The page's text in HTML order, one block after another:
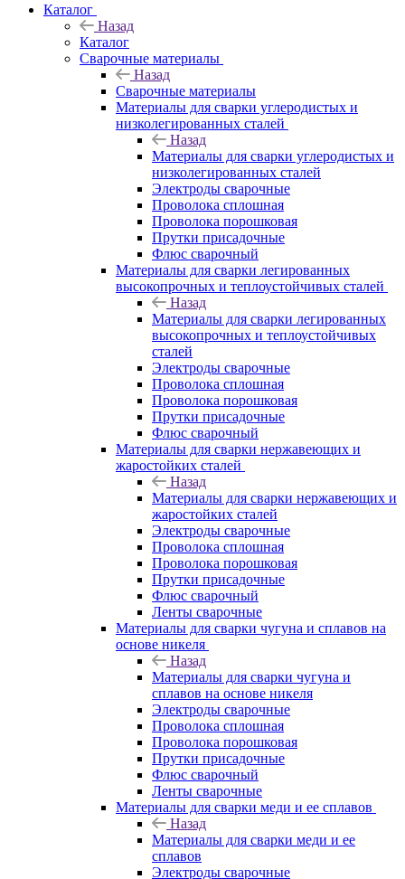
Каталог
Назад
Каталог
Сварочные материалы
Назад
Сварочные материалы
Материалы для сварки углеродистых и
низколегированных сталей
Назад
Материалы для сварки углеродистых и
низколегированных сталей
Электроды сварочные
Проволока сплошная
Проволока порошковая
Прутки присадочные
Флюс сварочный
Материалы для сварки легированных
высокопрочных и теплоустойчивых сталей
Назад
Материалы для сварки легированных
высокопрочных и теплоустойчивых
сталей
Электроды сварочные
Проволока сплошная
Проволока порошковая
Прутки присадочные
Флюс сварочный
Материалы для сварки нержавеющих и
жаростойких сталей
Назад
Материалы для сварки нержавеющих и
жаростойких сталей
Электроды сварочные
Проволока сплошная
Проволока порошковая
Прутки присадочные
Флюс сварочный
Ленты сварочные
Материалы для сварки чугуна и сплавов на
основе никеля
Назад
Материалы для сварки чугуна и
сплавов на основе никеля
Электроды сварочные
Проволока сплошная
Проволока порошковая
Прутки присадочные
Флюс сварочный
Ленты сварочные
Материалы для сварки меди и ее сплавов
Назад
Материалы для сварки меди и ее
сплавов
Электроды сварочные